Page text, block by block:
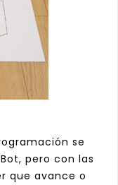
se
pero con las
que avance o